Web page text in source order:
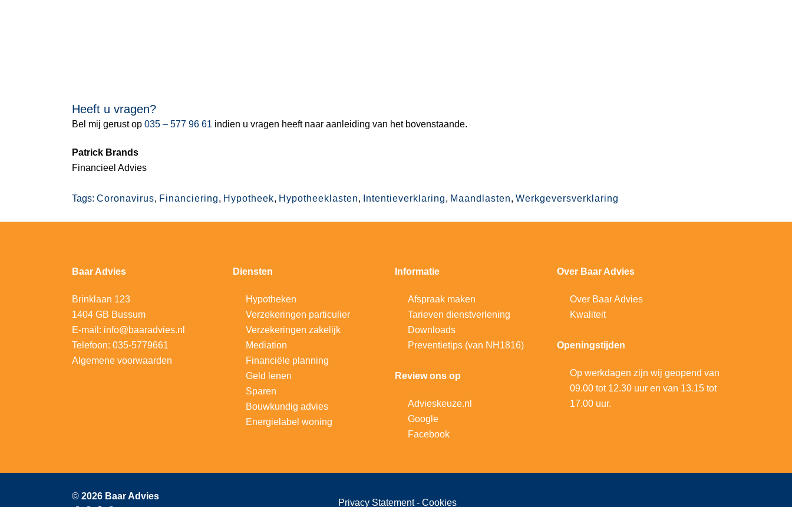
Heeft u vragen?
Bel mij gerust op 035 – 577 96 61 indien u vragen heeft naar aanleiding van het bovenstaande.
Patrick Brands
Financieel Advies
Tags: Coronavirus, Financiering, Hypotheek, Hypotheeklasten, Intentieverklaring, Maandlasten, Werkgeversverklaring
Baar Advies
Brinklaan 123
1404 GB Bussum
E-mail: info@baaradvies.nl
Telefoon: 035-5779661
Algemene voorwaarden
Diensten
Hypotheken
Verzekeringen particulier
Verzekeringen zakelijk
Mediation
Financiële planning
Geld lenen
Sparen
Bouwkundig advies
Energielabel woning
Informatie
Afspraak maken
Tarieven dienstverlening
Downloads
Preventietips (van NH1816)
Review ons op
Advieskeuze.nl
Google
Facebook
Over Baar Advies
Over Baar Advies
Kwaliteit
Openingstijden
Op werkdagen zijn wij geopend van
09.00 tot 12.30 uur en van 13.15 tot
17.00 uur.
© 2026 Baar Advies
Privacy Statement- Cookies